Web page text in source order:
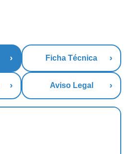
Ficha Técnica
Aviso Legal